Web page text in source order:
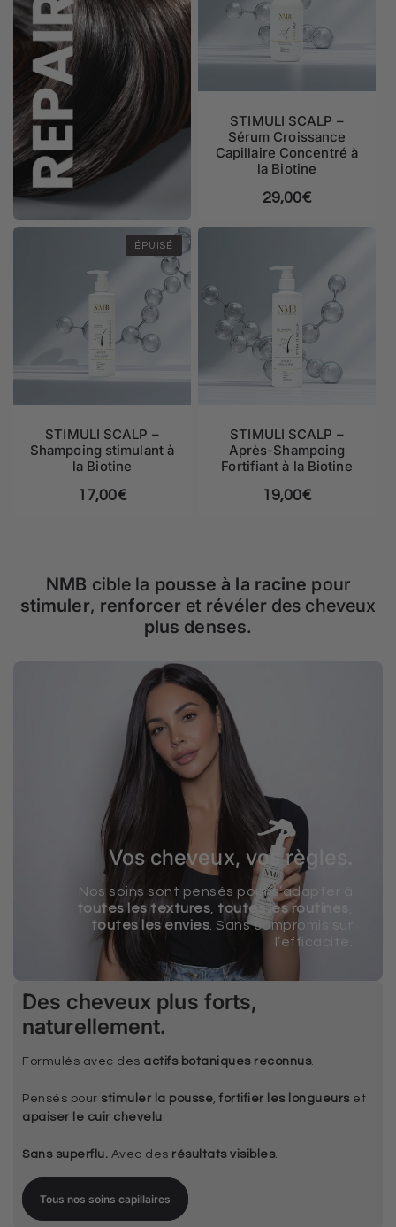
STIMULI SCALP –
Sérum Croissance
Capillaire Concentré à
la Biotine
Prix habituel
29,00€
ÉPUISÉ
STIMULI SCALP –
Shampoing stimulant à
la Biotine
Prix habituel
17,00€
STIMULI SCALP –
Après-Shampoing
Fortifiant à la Biotine
Prix habituel
19,00€
NMB cible la pousse à la racine pour
stimuler, renforceret révélerdes cheveux
plus denses.
Vos cheveux, vos règles.
Nos soins sont pensés pour s’adapter à
toutes les textures toutes les routines
toutes les envies . Sans compromis sur
l’efficacité.
Des cheveux plus forts,
naturellement.
Formulés avec des actifs botaniques reconnus.
Pensés pour stimuler la pousse,fortifier les longueurset
apaiser le cuir chevelu.
Sans superflu. Avec des résultats visibles.
Tous nos soins capillaires